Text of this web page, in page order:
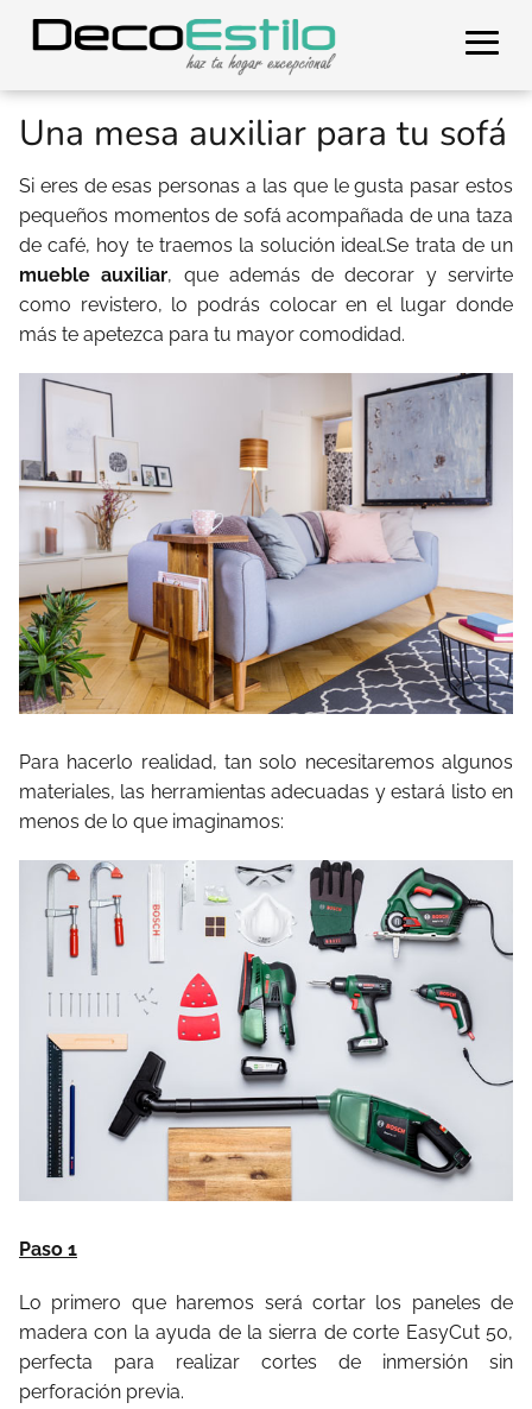
Una mesa auxiliar para tu sofá
Si eres de esas personas a las que le gusta pasar estos
pequeños momentos de sofá acompañada de una taza
de café, hoy te traemos la solución ideal.Se trata de un
mueble auxiliar, que además de decorar y servirte
como revistero, lo podrás colocar en el lugar donde
más te apetezca para tu mayor comodidad.
Para hacerlo realidad, tan solo necesitaremos algunos
materiales, las herramientas adecuadas y estará listo en
menos de lo que imaginamos:
Paso 1
Lo primero que haremos será cortar los paneles de
madera con la ayuda de la sierra de corte EasyCut 50,
perfecta para realizar cortes de inmersión sin
perforación previa.